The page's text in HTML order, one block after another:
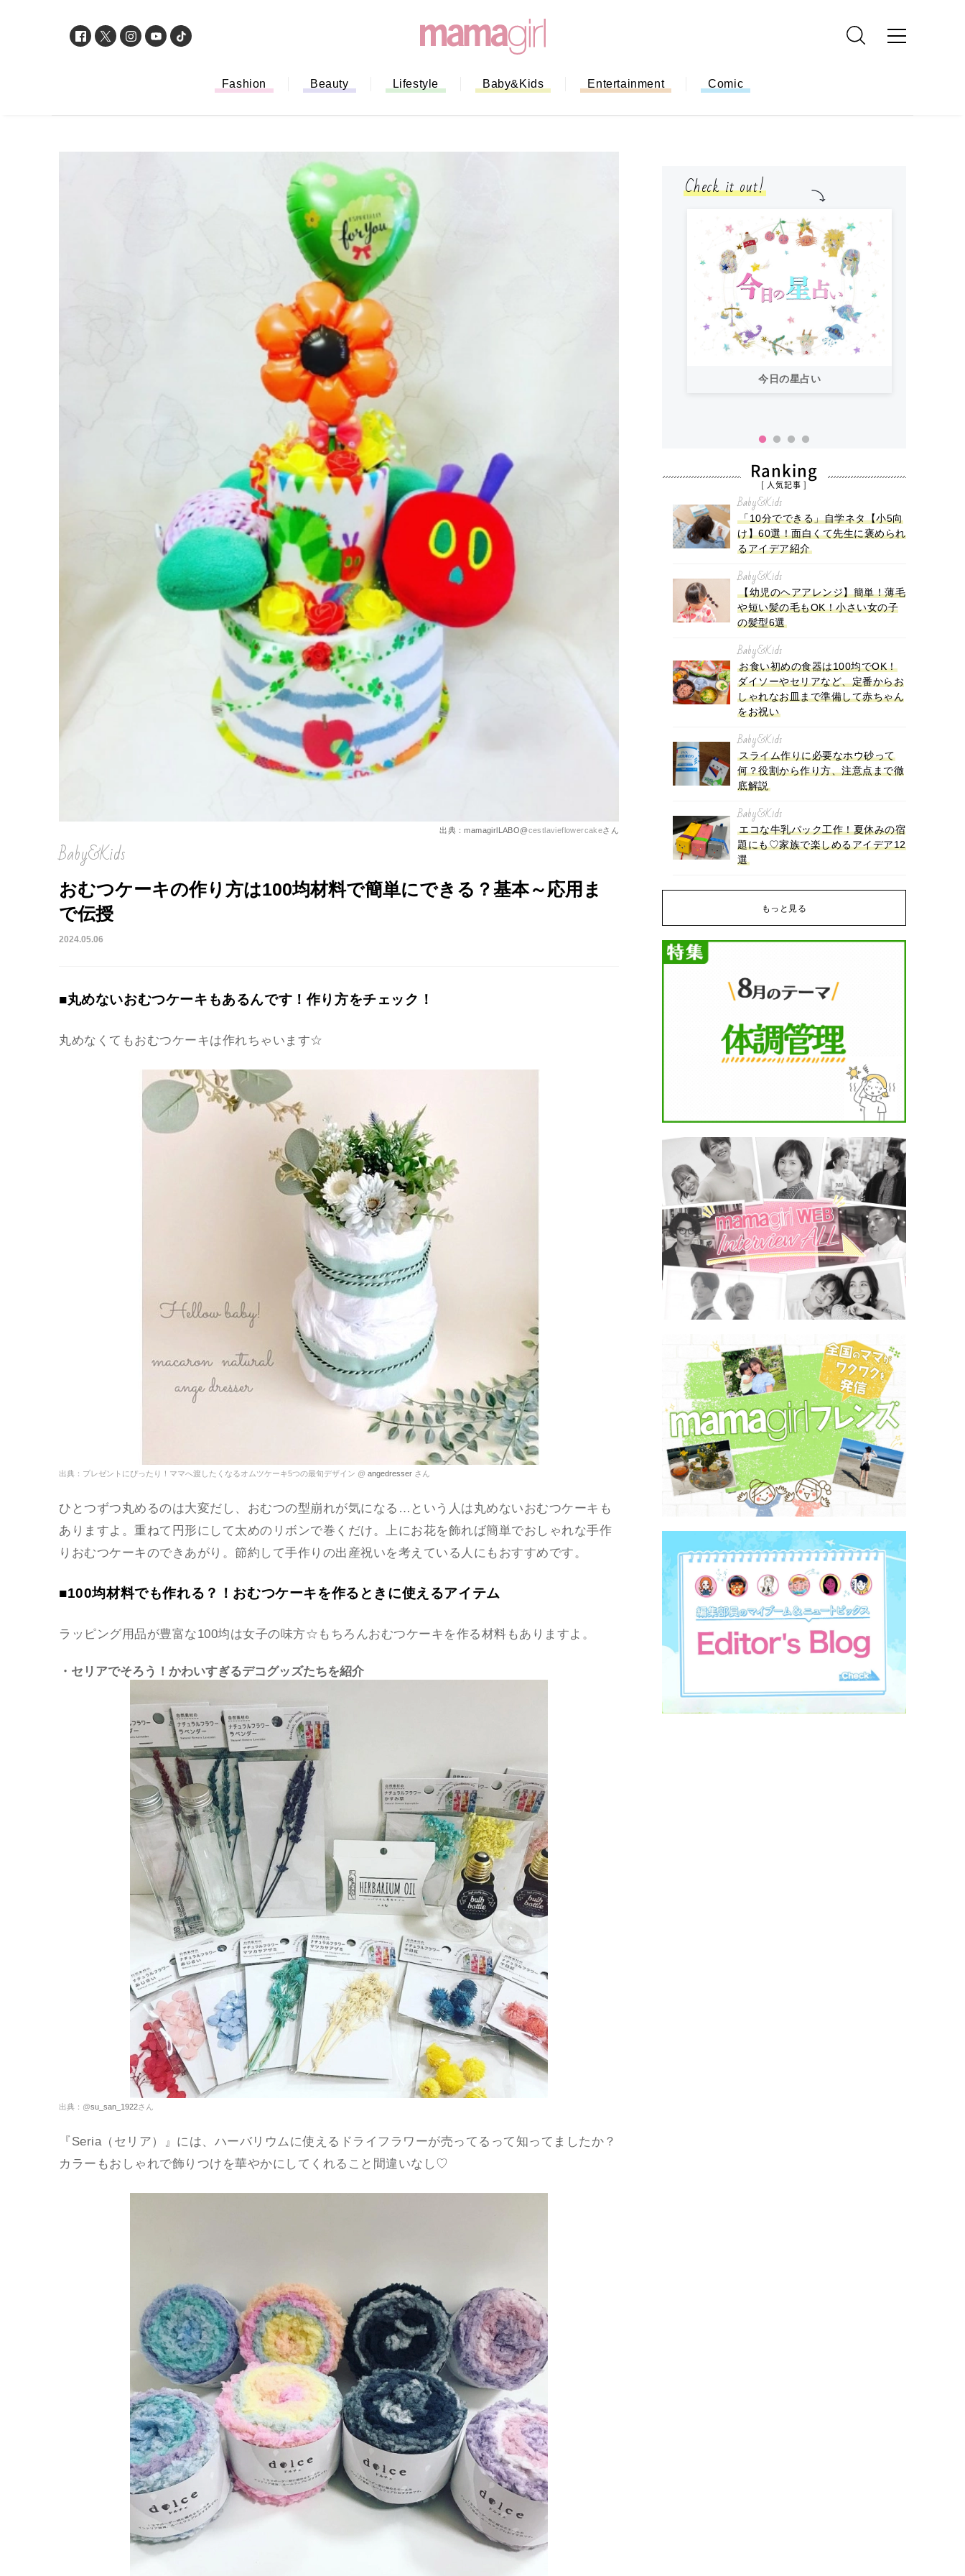
Fashion Beauty Lifestyle Baby&Kids Entertainment Comic
出典：mamagirlLABO@cestlavieflowercakeさん
Baby&Kids
おむつケーキの作り方は100均材料で簡単にできる？基本～応用ま
で伝授
2024.05.06
■丸めないおむつケーキもあるんです！作り方をチェック！
丸めなくてもおむつケーキは作れちゃいます☆
出典：プレゼントにぴったり！ママへ渡したくなるオムツケーキ5つの最旬デザイン @ angedresser さん
ひとつずつ丸めるのは大変だし、おむつの型崩れが気になる…という人は丸めないおむつケーキも
ありますよ。重ねて円形にして太めのリボンで巻くだけ。上にお花を飾れば簡単でおしゃれな手作
りおむつケーキのできあがり。節約して手作りの出産祝いを考えている人にもおすすめです。
■100均材料でも作れる？！おむつケーキを作るときに使えるアイテム
ラッピング用品が豊富な100均は女子の味方☆もちろんおむつケーキを作る材料もありますよ。
・セリアでそろう！かわいすぎるデコグッズたちを紹介
出典：@su_san_1922さん
『Seria（セリア）』には、ハーバリウムに使えるドライフラワーが売ってるって知ってましたか？
カラーもおしゃれで飾りつけを華やかにしてくれること間違いなし♡
Check it out!
今日の星占い
Ranking
[ 人気記事 ]
Baby&Kids
「10分でできる」自学ネタ【小5向
け】60選！面白くて先生に褒められ
るアイデア紹介
Baby&Kids
【幼児のヘアアレンジ】簡単！薄毛
や短い髪の毛もOK！小さい女の子
の髪型6選
Baby&Kids
お食い初めの食器は100均でOK！
ダイソーやセリアなど、定番からお
しゃれなお皿まで準備して赤ちゃん
をお祝い
Baby&Kids
スライム作りに必要なホウ砂って
何？役割から作り方、注意点まで徹
底解説
Baby&Kids
エコな牛乳パック工作！夏休みの宿
題にも♡家族で楽しめるアイデア12
選
もっと見る